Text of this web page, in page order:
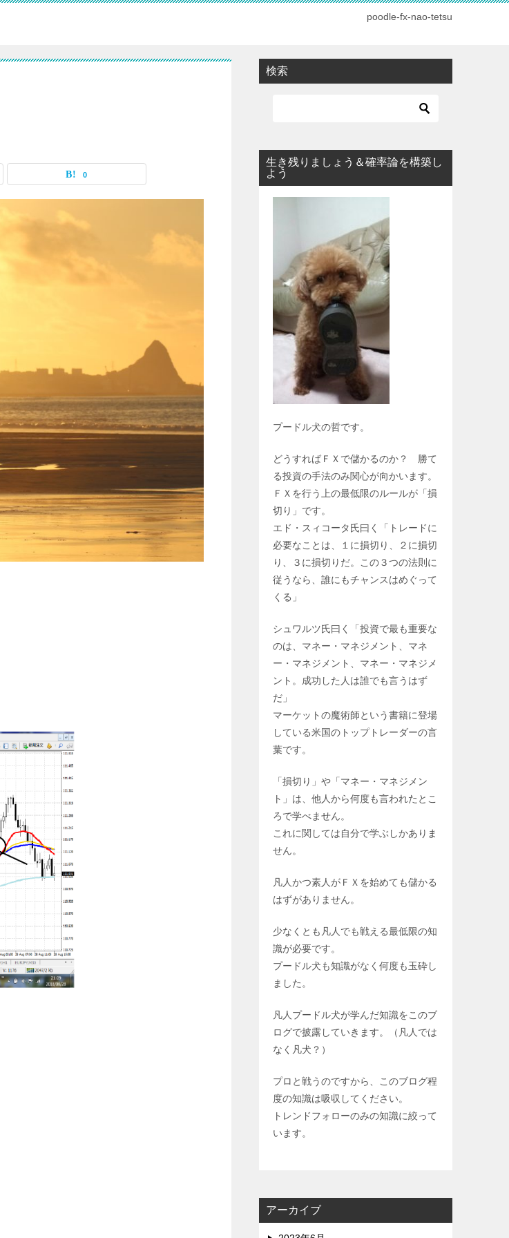
poodle-fx-nao-tetsu
0
検索
生き残りましょう＆確率論を構築し
よう
プードル犬の哲です。
どうすればＦＸで儲かるのか？ 勝て
る投資の手法のみ関心が向かいます。
ＦＸを行う上の最低限のルールが「損
切り」です。
エド・スィコータ氏曰く「トレードに
必要なことは、１に損切り、２に損切
り、３に損切りだ。この３つの法則に
従うなら、誰にもチャンスはめぐって
くる」
シュワルツ氏曰く「投資で最も重要な
のは、マネー・マネジメント、マネ
ー・マネジメント、マネー・マネジメ
ント。成功した人は誰でも言うはず
だ」
マーケットの魔術師という書籍に登場
している米国のトップトレーダーの言
葉です。
「損切り」や「マネー・マネジメン
ト」は、他人から何度も言われたとこ
ろで学べません。
これに関しては自分で学ぶしかありま
せん。
凡人かつ素人がＦＸを始めても儲かる
はずがありません。
少なくとも凡人でも戦える最低限の知
識が必要です。
プードル犬も知識がなく何度も玉砕し
ました。
凡人プードル犬が学んだ知識をこのブ
ログで披露していきます。（凡人では
なく凡犬？）
プロと戦うのですから、このブログ程
度の知識は吸収してください。
トレンドフォローのみの知識に絞って
います。
アーカイブ